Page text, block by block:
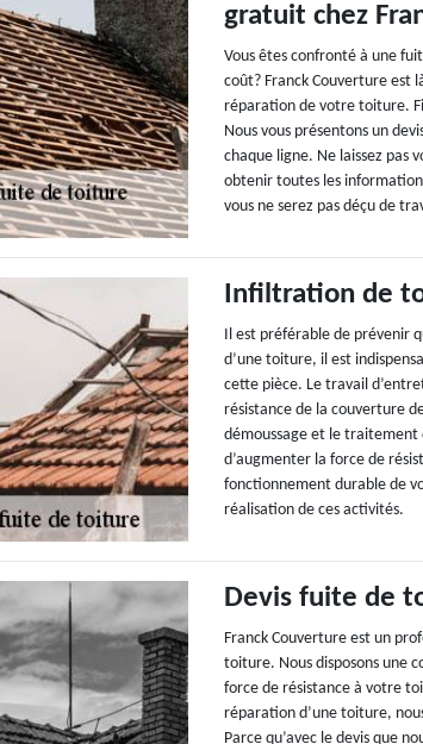
gratuit chez
Vous êtes confronté à une
coût? Franck Couverture est
réparation de votre toiture.
Nous vous présentons un
chaque ligne. Ne laissez pas
obtenir toutes les
vous ne serez pas déçu de
Infiltration de
Il est préférable de prévenir
d’une toiture, il est
cette pièce. Le travail
résistance de la couverture
démoussage et le traitement
d’augmenter la force de
fonctionnement durable de
réalisation de ces activités.
Devis fuite de
Franck Couverture est un
toiture. Nous disposons une
force de résistance à votre
réparation d’une toiture,
Parce qu’avec le devis que